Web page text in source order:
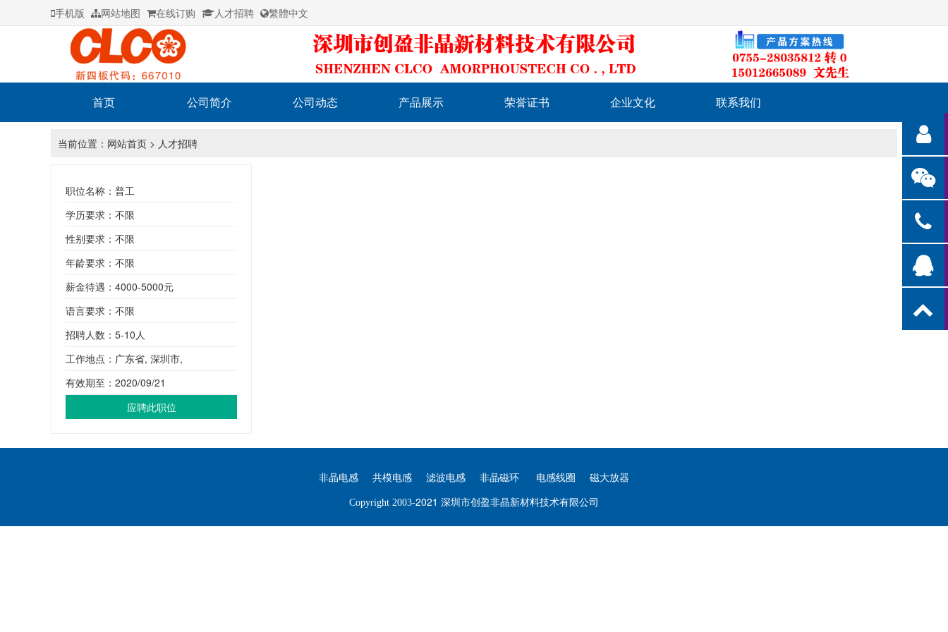
手机版 网站地图 在线订购 人才招聘 繁體中文
首页 公司简介 公司动态 产品展示 荣誉证书 企业文化 联系我们
当前位置： 网站首页 > 人才招聘
职位名称：普工
学历要求：不限
性别要求：不限
年龄要求：不限
薪金待遇：4000-5000元
语言要求：不限
招聘人数：5-10人
工作地点：广东省, 深圳市,
有效期至：2020/09/21
应聘此职位
非晶电感 共模电感 滤波电感 非晶磁环 电感线圈 磁大放器
Copyright 2003-2021 深圳市创盈非晶新材料技术有限公司